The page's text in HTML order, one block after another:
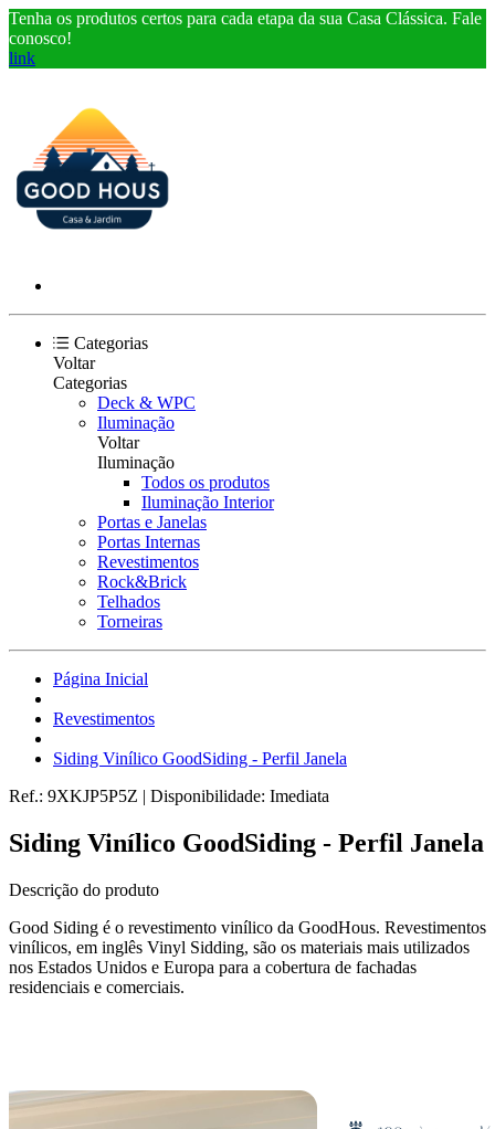
Tenha os produtos certos para cada etapa da sua Casa Clássica. Fale
conosco!
link
Categorias
Voltar
Categorias
Deck & WPC
Iluminação
Voltar
Iluminação
Todos os produtos
Iluminação Interior
Portas e Janelas
Portas Internas
Revestimentos
Rock&Brick
Telhados
Torneiras
Página Inicial
Revestimentos
Siding Vinílico GoodSiding - Perfil Janela
Ref.: 9XKJP5P5Z | Disponibilidade: Imediata
Siding Vinílico GoodSiding - Perfil Janela
Descrição do produto
Good Siding é o revestimento vinílico da GoodHous. Revestimentos
vinílicos, em inglês Vinyl Sidding, são os materiais mais utilizados
nos Estados Unidos e Europa para a cobertura de fachadas
residenciais e comerciais.